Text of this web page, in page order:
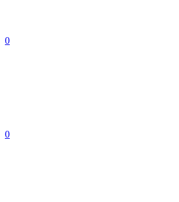
0
0